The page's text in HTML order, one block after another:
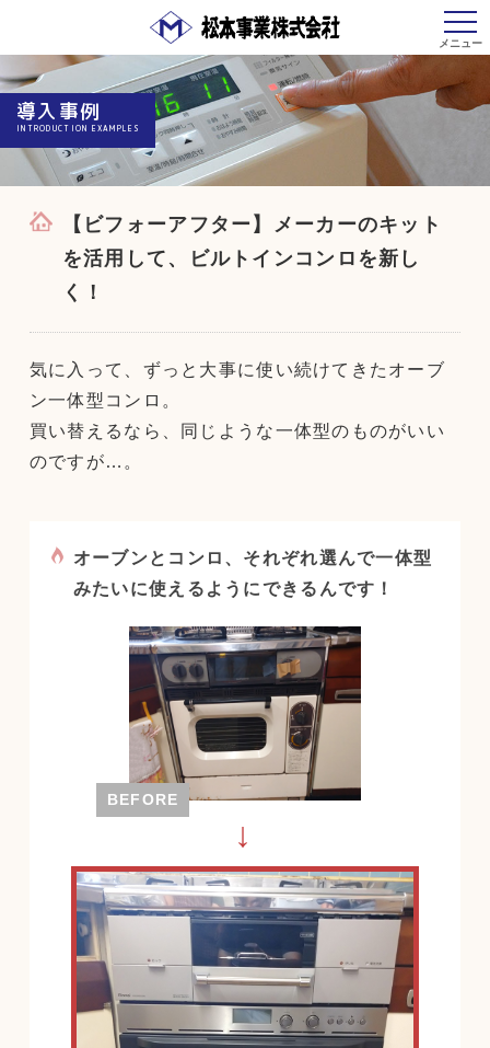
導入事例
INTRODUCTION EXAMPLES
【ビフォーアフター】メーカーのキット
を活用して、ビルトインコンロを新し
く！
気に入って、ずっと大事に使い続けてきたオーブ
ン一体型コンロ。
買い替えるなら、同じような一体型のものがいい
のですが…。
オーブンとコンロ、それぞれ選んで一体型
みたいに使えるようにできるんです！